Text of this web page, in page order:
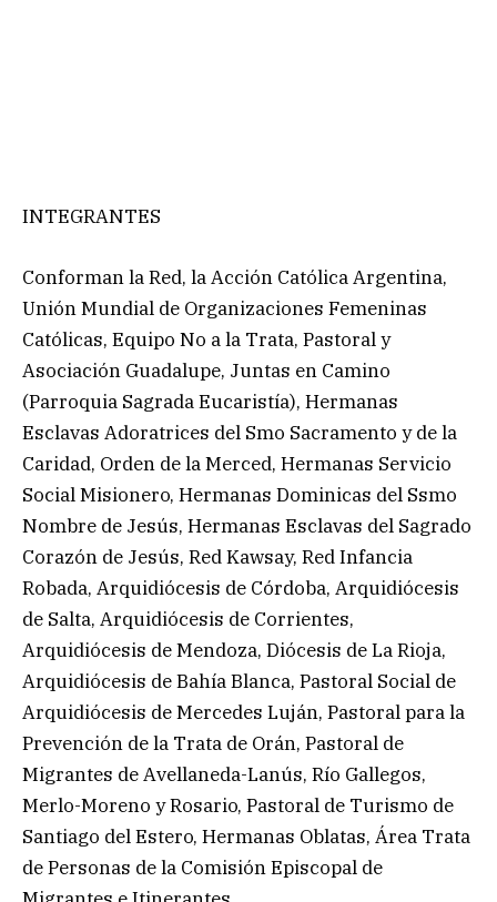
INTEGRANTES
Conforman la Red, la Acción Católica Argentina,
Unión Mundial de Organizaciones Femeninas
Católicas, Equipo No a la Trata, Pastoral y
Asociación Guadalupe, Juntas en Camino
(Parroquia Sagrada Eucaristía), Hermanas
Esclavas Adoratrices del Smo Sacramento y de la
Caridad, Orden de la Merced, Hermanas Servicio
Social Misionero, Hermanas Dominicas del Ssmo
Nombre de Jesús, Hermanas Esclavas del Sagrado
Corazón de Jesús, Red Kawsay, Red Infancia
Robada, Arquidiócesis de Córdoba, Arquidiócesis
de Salta, Arquidiócesis de Corrientes,
Arquidiócesis de Mendoza, Diócesis de La Rioja,
Arquidiócesis de Bahía Blanca, Pastoral Social de
Arquidiócesis de Mercedes Luján, Pastoral para la
Prevención de la Trata de Orán, Pastoral de
Migrantes de Avellaneda-Lanús, Río Gallegos,
Merlo-Moreno y Rosario, Pastoral de Turismo de
Santiago del Estero, Hermanas Oblatas, Área Trata
de Personas de la Comisión Episcopal de